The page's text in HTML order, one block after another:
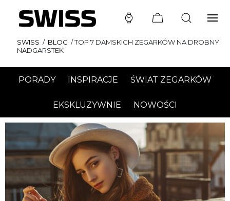
SWISS / BLOG /TOP 7 DAMSKICH ZEGARKÓW NA DROBNY
NADGARSTEK
PORADY INSPIRACJE ŚWIAT ZEGARKÓW
EKSKLUZYWNIE NOWOŚCI